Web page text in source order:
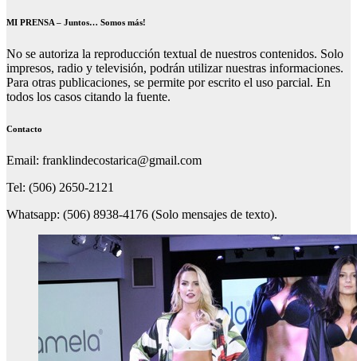
MI PRENSA – Juntos… Somos más!
No se autoriza la reproducción textual de nuestros contenidos. Solo
impresos, radio y televisión, podrán utilizar nuestras informaciones.
Para otras publicaciones, se permite por escrito el uso parcial. En
todos los casos citando la fuente.
Contacto
Email: franklindecostarica@gmail.com
Tel: (506) 2650-2121
Whatsapp: (506) 8938-4176 (Solo mensajes de texto).